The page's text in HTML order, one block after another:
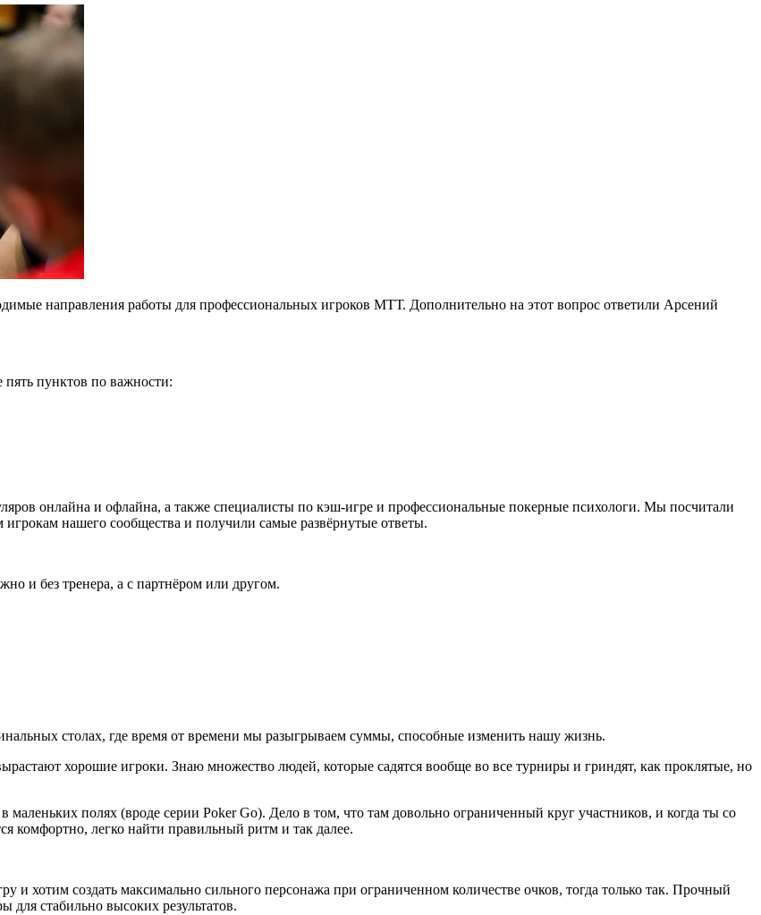
направления работы для профессиональных игроков МТТ. Дополнительно на этот вопрос ответили Арсений
пунктов по важности:
онлайна и офлайна, а также специалисты по кэш-игре и профессиональные покерные психологи. Мы посчитали
нашего сообщества и получили самые развёрнутые ответы.
и без тренера, а с партнёром или другом.
столах, где время от времени мы разыгрываем суммы, способные изменить нашу жизнь.
хорошие игроки. Знаю множество людей, которые садятся вообще во все турниры и гриндят, как проклятые, но
полях (вроде серии Poker Go). Дело в том, что там довольно ограниченный круг участников, и когда ты со
комфортно, легко найти правильный ритм и так далее.
хотим создать максимально сильного персонажа при ограниченном количестве очков, тогда только так. Прочный
для стабильно высоких результатов.